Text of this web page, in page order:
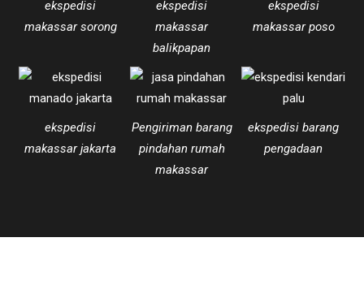
ekspedisi
makassar sorong
ekspedisi
makassar
balikpapan
ekspedisi
makassar poso
ekspedisi
makassar jakarta
Pengiriman barang
pindahan rumah
makassar
ekspedisi barang
pengadaan